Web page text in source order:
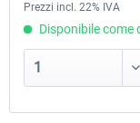
Prezzi incl. 22% IVA
Disponibile